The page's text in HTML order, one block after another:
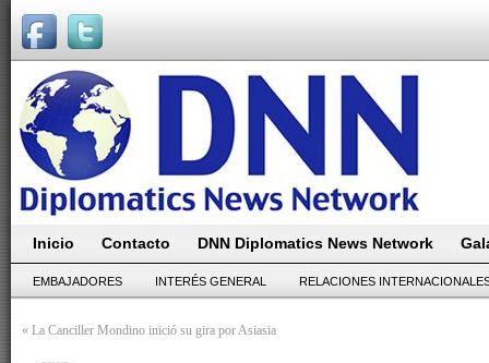
Inicio Contacto DNN Diplomatics News Network
EMBAJADORES INTERÉS GENERAL RELACIONES
« La Canciller Mondino inició su gira por Asiasia